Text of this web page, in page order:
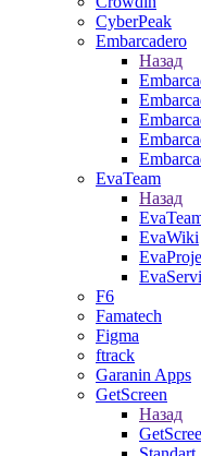
CyberPeak
Embarcadero
Назад
EvaTeam
Назад
EvaWiki
F6
Famatech
Figma
ftrack
Garanin Apps
GetScreen
Назад